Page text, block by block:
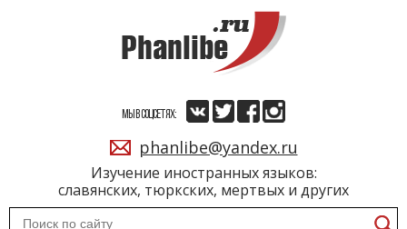
Изучение иностранных языков:
славянских, тюркских, мертвых и других
МЫ В СОЦСЕТЯХ:
phanlibe@yandex.ru